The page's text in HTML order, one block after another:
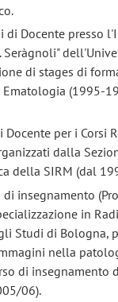
di Docente presso
Seràgnoli"
di stages di
(1995-
per i Corsi
dalla
della SIRM (dal
insegnamento
in
Studi di Bologna,
nella
di insegnamento
06).